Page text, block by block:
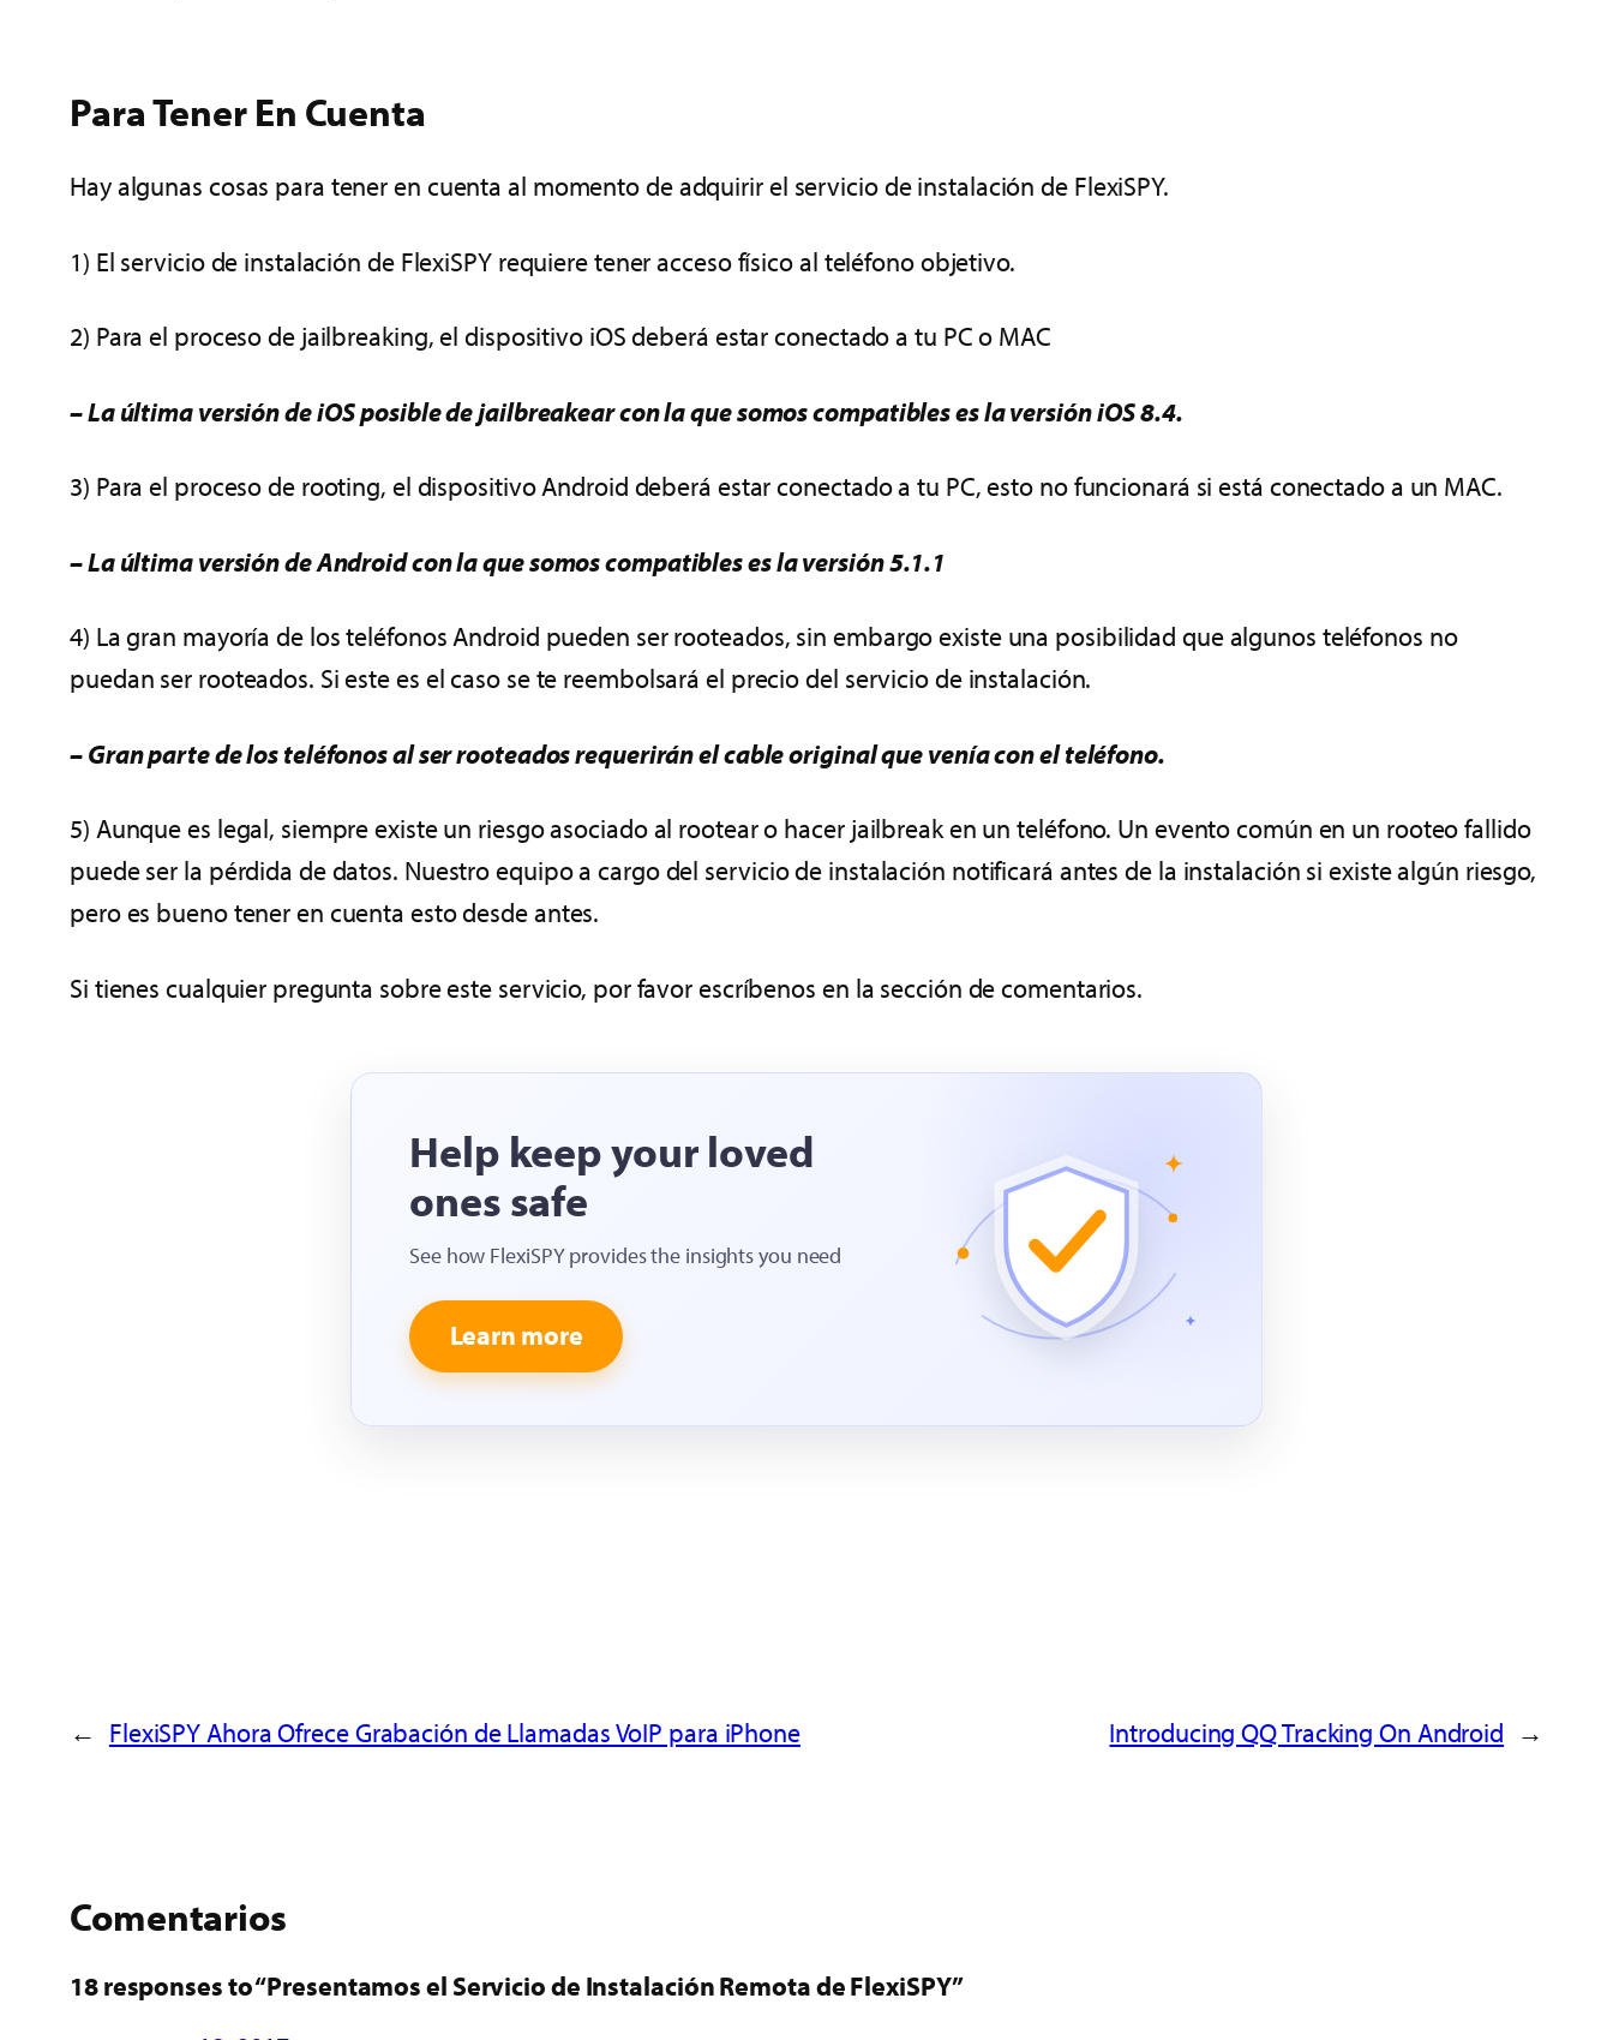
Para Tener En Cuenta
Hay algunas cosas para tener en cuenta al momento de adquirir el servicio de instalación de FlexiSPY.
1) El servicio de instalación de FlexiSPY requiere tener acceso físico al teléfono objetivo.
2) Para el proceso de jailbreaking, el dispositivo iOS deberá estar conectado a tu PC o MAC
– La última versión de iOS posible de jailbreakear con la que somos compatibles es la versión iOS 8.4.
3) Para el proceso de rooting, el dispositivo Android deberá estar conectado a tu PC, esto no funcionará si está conectado a un MAC.
– La última versión de Android con la que somos compatibles es la versión 5.1.1
4) La gran mayoría de los teléfonos Android pueden ser rooteados, sin embargo existe una posibilidad que algunos teléfonos no
puedan ser rooteados. Si este es el caso se te reembolsará el precio del servicio de instalación.
– Gran parte de los teléfonos al ser rooteados requerirán el cable original que venía con el teléfono.
5) Aunque es legal, siempre existe un riesgo asociado al rootear o hacer jailbreak en un teléfono. Un evento común en un rooteo fallido
puede ser la pérdida de datos. Nuestro equipo a cargo del servicio de instalación notificará antes de la instalación si existe algún riesgo,
pero es bueno tener en cuenta esto desde antes.
Si tienes cualquier pregunta sobre este servicio, por favor escríbenos en la sección de comentarios.
Help keep your loved
ones safe
See how FlexiSPY provides the insights you need
Learn more
← FlexiSPY Ahora Ofrece Grabación de Llamadas VoIP para iPhone Introducing QQ Tracking On Android →
Comentarios
18 responses to “Presentamos el Servicio de Instalación Remota de FlexiSPY”